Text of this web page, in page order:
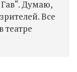
Думаю,
Все
театре